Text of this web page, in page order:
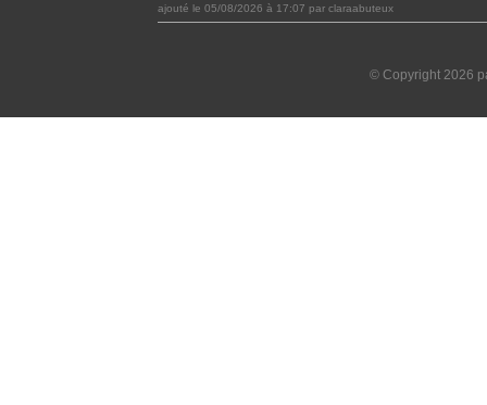
ajouté le 05/08/2026 à 17:07 par claraabuteux
© Copyright 2026